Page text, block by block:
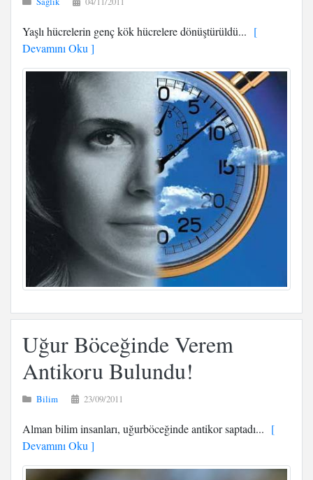
Yaşlı hücrelerin genç kök hücrelere dönüştürüldü... [
Devamını Oku ]
Uğur Böceğinde Verem
Antikoru Bulundu!
Bilim 23/09/2011
Alman bilim insanları, uğurböceğinde antikor saptadı... [
Devamını Oku ]